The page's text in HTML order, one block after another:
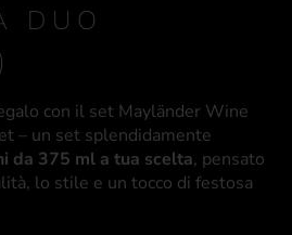
DUO
con il set Mayländer Wine
– un set splendidamente
da 375 ml a tua scelta, pensato
lo stile e un tocco di festosa